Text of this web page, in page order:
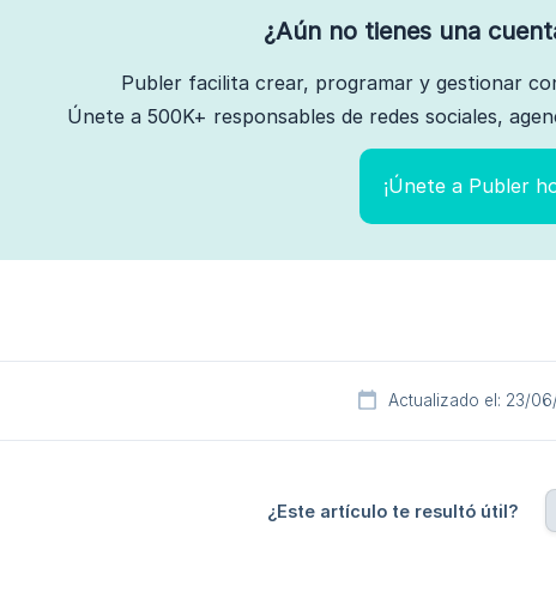
¿Aún no tienes una
Publer facilita crear, programar y gestionar
Únete a 500K+ responsables de redes sociales,
¡Únete a Publer
Actualizado el: 23/
¿Este artículo te resultó útil?